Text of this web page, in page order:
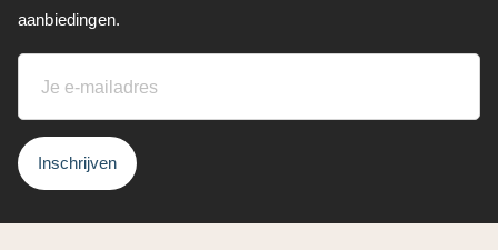
aanbiedingen.
Inschrijven